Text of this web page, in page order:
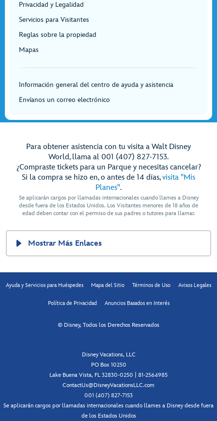
Privacidad y Legalidad
Servicios para Visitantes
Reglas sobre la propiedad
Mapas
Información general del centro de ayuda y asistencia
Envíanos un correo electrónico
Para obtener asistencia con tu visita a Walt Disney
World, llama al 001 (407) 827-7153.
¿Compraste tickets para un Parque y necesitas cancelar?
Si la compra se hizo en, o antes de 14 días,visita "Mis
Planes".
Se aplicarán cargos por llamadas internacionales cuando llames a Disney
desde fuera de los Estados Unidos. Los Visitantes menores de 18 años de
edad deben contar con el permiso de sus padres o tutores para llamar.
Mostrar Más Enlaces
Ayuda y Servicios para Huéspedes Mapa del Sitio Términos de Uso Avisos Legales
Política de Privacidad Anuncios Basados en Interés
© Disney, Todos los Derechos Reservados
Disney Vacations, LLC
PO Box 10250
Lake Buena Vista, FL 32830-0250 | 81-2564985
ContactUs@DisneyVacationsLLC.com
001 (407) 827-7153
Se aplicarán cargos por llamadas internacionales cuando llames a Disney desde fuera
de los Estados Unidos